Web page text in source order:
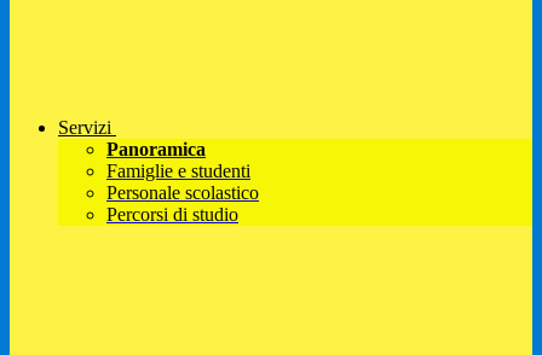
Servizi
Panoramica
Famiglie e studenti
Personale scolastico
Percorsi di studio